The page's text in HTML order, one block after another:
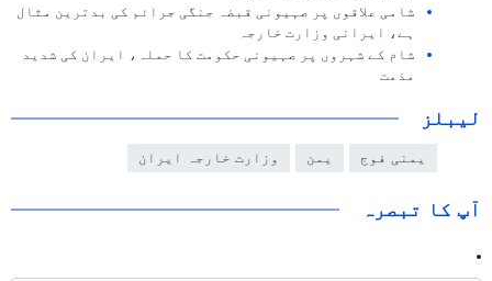
شامی علاقوں پر صہیونی قبضہ جنگی جرائم کی بدترین مثال
ہے، ایرانی وزارت خارجہ
شام کے شہروں پر صہیونی حکومت کا حملہ، ایران کی شدید
مذمت
لیبلز
یمنی فوج یمن وزارت خارجہ ایران
آپ کا تبصرہ